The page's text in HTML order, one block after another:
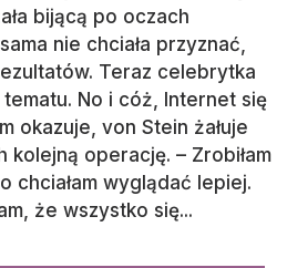
bijącą po oczach
nie chciała przyznać,
Teraz celebrytka
No i cóż, Internet się
okazuje, von Stein żałuje
kolejną operację. – Zrobiłam
chciałam wyglądać lepiej.
że wszystko się...